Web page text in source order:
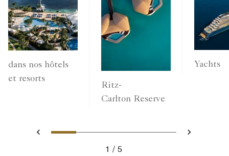
dans nos hôtels
et resorts
Ritz-
Carlton Reserve
Yachts
Précédent
1 2 3 4 5 Suivant
1 5